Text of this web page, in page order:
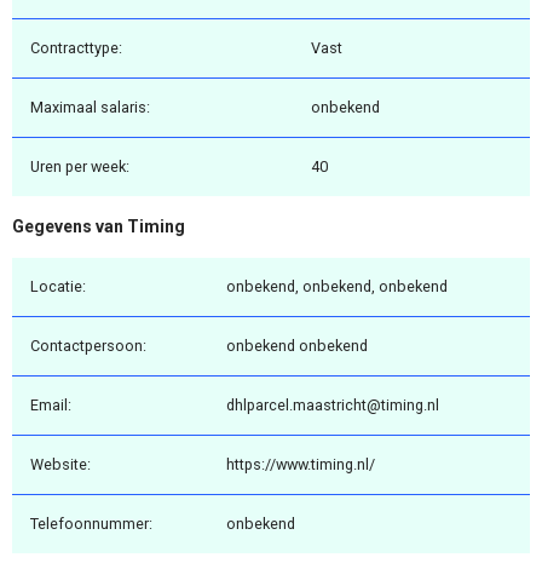
Contracttype: Vast
Maximaal salaris: onbekend
Uren per week: 40
Gegevens van Timing
Locatie: onbekend, onbekend, onbekend
Contactpersoon: onbekend onbekend
Email: dhlparcel.maastricht@timing.nl
Website: https://www.timing.nl/
Telefoonnummer: onbekend